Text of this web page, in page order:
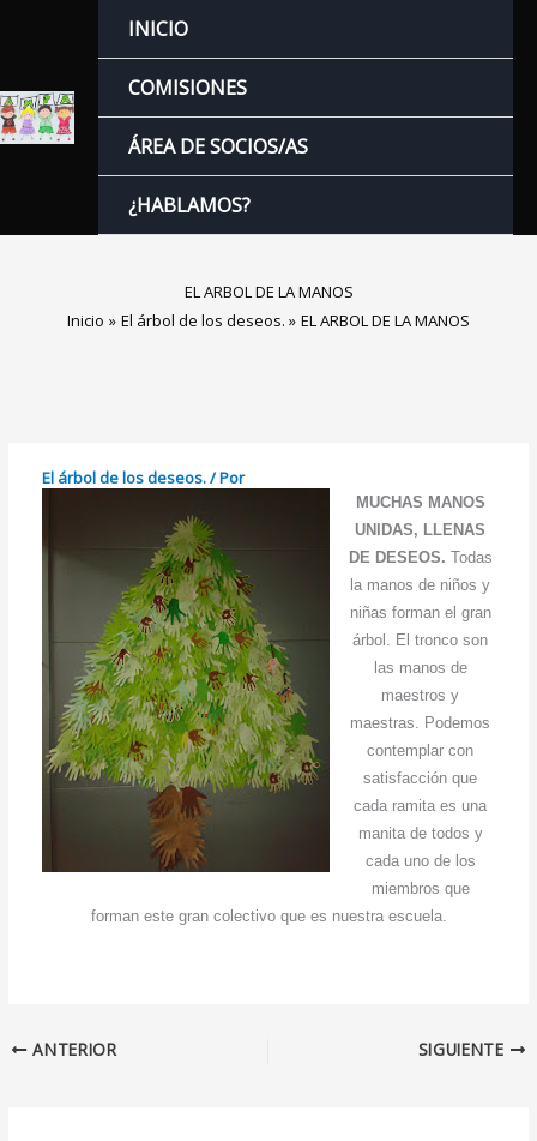
INICIO
COMISIONES
ÁREA DE SOCIOS/AS
¿HABLAMOS?
EL ARBOL DE LA MANOS
Inicio
El árbol de los deseos. EL ARBOL DE LA MANOS
El árbol de los deseos./ Por
MUCHAS MANOS
UNIDAS, LLENAS
DE DESEOS. Todas
la manos de niños y
niñas forman el gran
árbol. El tronco son
las manos de
maestros y
maestras. Podemos
contemplar con
satisfacción que
cada ramita es una
manita de todos y
cada uno de los
miembros que
forman este gran colectivo que es nuestra escuela.
ANTERIOR SIGUIENTE